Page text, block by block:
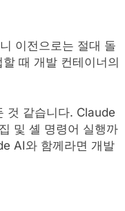
이전으로는 절대 돌
때 개발 컨테이너의
것 같습니다. Claude
및 셸 명령어 실행까
AI와 함께라면 개발